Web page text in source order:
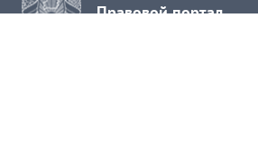
Правовой портал